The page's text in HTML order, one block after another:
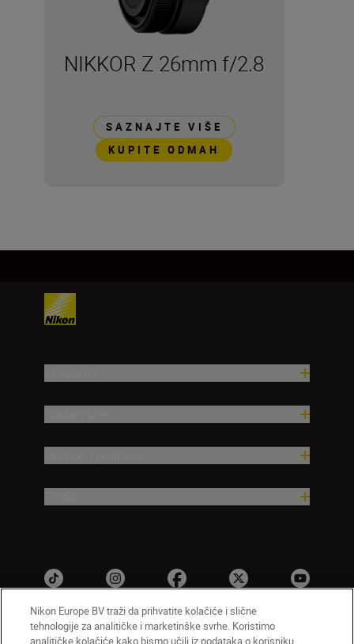
NIKKOR Z 26mm f/2.8
SAZNAJTE VIŠE
KUPITE ODMAH
Nikon Europe BV traži da prihvatite kolačiće i slične
tehnologije za analitičke i marketinške svrhe. Koristimo
analitičke kolačiće kako bismo učili iz podataka o korisniku.